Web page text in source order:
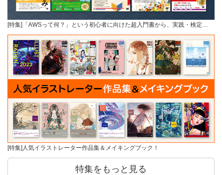
[特集]「AWSって何？」という初心者に向けた超入門書から、実践・検定…
[特集]人気イラストレーター作品集＆メイキングブック！
特集をもっと見る